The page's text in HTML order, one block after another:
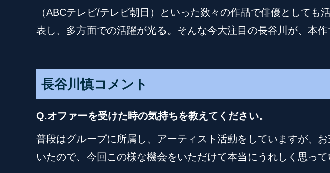
（ABCテレビ/テレビ朝日）といった数々の作品で俳優として
表し、多方面での活躍が光る。そんな今大注目の長谷川が、本
長谷川慎コメント
Q.オファーを受けた時の気持ちを教えてください。
普段はグループに所属し、アーティスト活動をしていますが、
いたので、今回この様な機会をいただけて本当にうれしく思って